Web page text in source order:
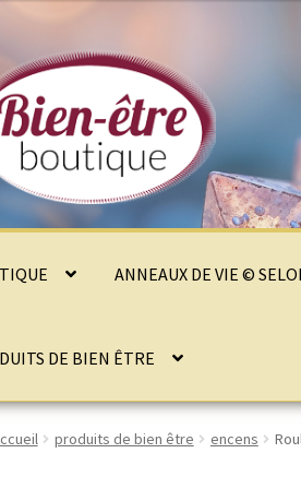
ANNEAUX DE VIE ©
DE BIEN ÊTRE
produits de bien être encens